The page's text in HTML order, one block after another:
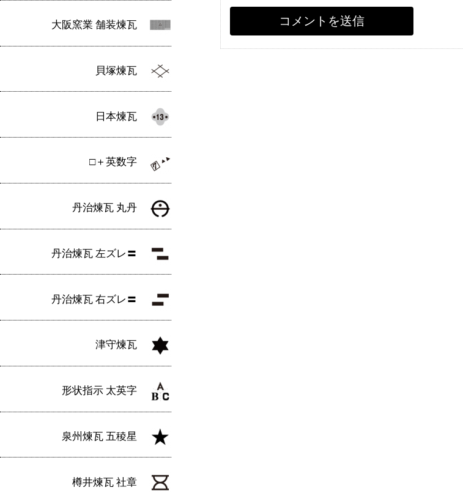
大阪窯業 舗装煉瓦
貝塚煉瓦
日本煉瓦
□＋英数字
丹治煉瓦 丸丹
丹治煉瓦 左ズレ〓
丹治煉瓦 右ズレ〓
津守煉瓦
形状指示 太英字
泉州煉瓦 五稜星
樽井煉瓦 社章